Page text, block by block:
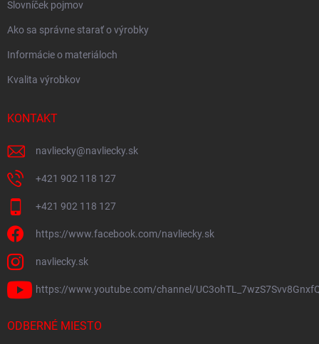
Slovníček pojmov
Ako sa správne starať o výrobky
Informácie o materiáloch
Kvalita výrobkov
KONTAKT
navliecky@navliecky.sk
+421 902 118 127
+421 902 118 127
https://www.facebook.com/navliecky.sk
navliecky.sk
https://www.youtube.com/channel/
ODBERNÉ MIESTO